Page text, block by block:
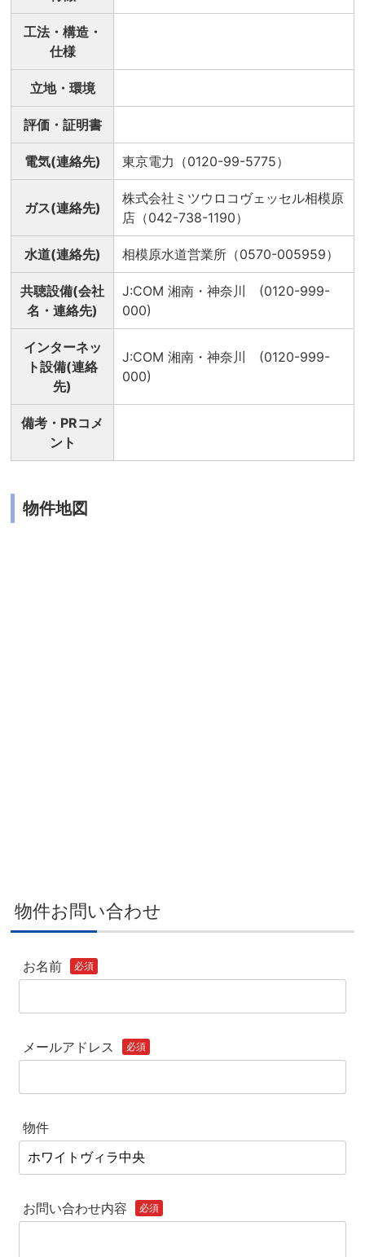
工法・構造・
仕様
立地・環境
評価・証明書
電気(連絡先) 東京電力（0120-99-5775）
ガス(連絡先)
株式会社ミツウロコヴェッセル相模原
店（042-738-1190）
水道(連絡先) 相模原水道営業所（0570-005959）
共聴設備(会社
名・連絡先)
J:COM 湘南・神奈川 (0120-999-
000)
インターネッ
ト設備(連絡
先)
J:COM 湘南・神奈川 (0120-999-
000)
備考・PRコメ
ント
物件地図
物件お問い合わせ
お名前 必須
メールアドレス 必須
物件
お問い合わせ内容 必須